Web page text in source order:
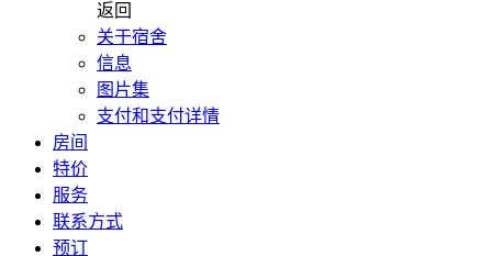
返回
关于宿舍
信息
图片集
支付和支付详情
房间
特价
服务
联系方式
预订